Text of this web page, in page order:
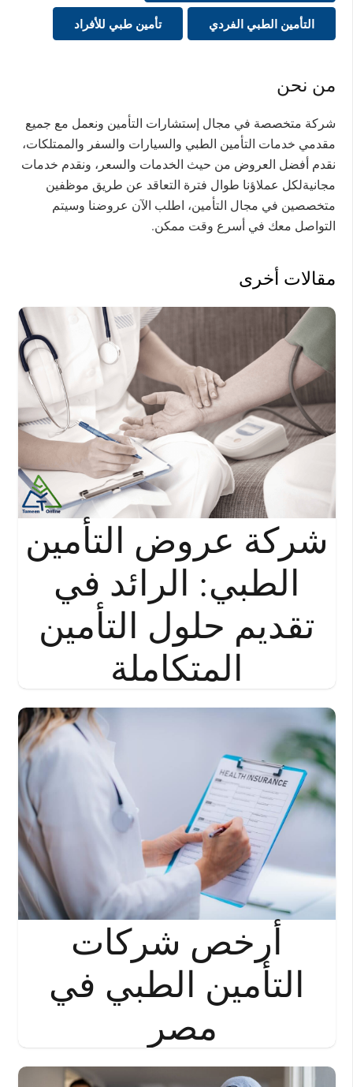
التأمين الطبي الفردي تأمين طبي للأفراد
من نحن
شركة متخصصة في مجال إستشارات التأمين ونعمل مع جميع
مقدمي خدمات التأمين الطبي والسيارات والسفر والممتلكات،
نقدم أفضل العروض من حيث الخدمات والسعر، ونقدم خدمات
مجانيةلكل عملاؤنا طوال فترة التعاقد عن طريق موظفين
متخصصين في مجال التأمين، اطلب الآن عروضنا وسيتم
التواصل معك في أسرع وقت ممكن.
مقالات أخرى
شركة عروض التأمين
الطبي: الرائد في
تقديم حلول التأمين
المتكاملة
أرخص شركات
التأمين الطبي في
مصر